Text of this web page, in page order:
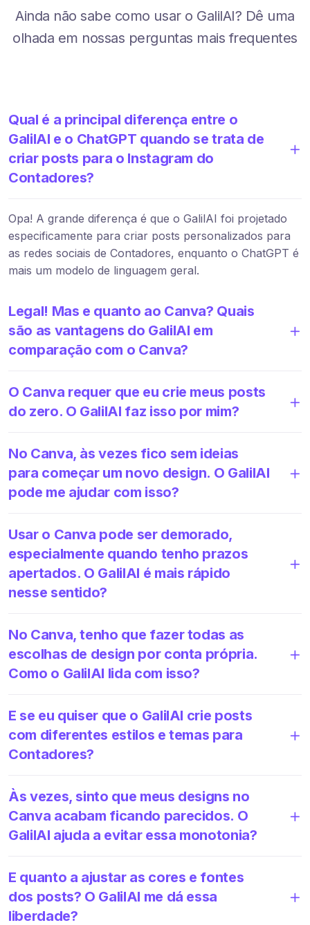
Ainda não sabe como usar o GalilAI? Dê uma
olhada em nossas perguntas mais frequentes
Qual é a principal diferença entre o
GalilAI e o ChatGPT quando se trata de
criar posts para o Instagram do
Contadores?
Opa! A grande diferença é que o GalilAI foi projetado
especificamente para criar posts personalizados para
as redes sociais de Contadores, enquanto o ChatGPT é
mais um modelo de linguagem geral.
Legal! Mas e quanto ao Canva? Quais
são as vantagens do GalilAI em
comparação com o Canva?
O Canva requer que eu crie meus posts
do zero. O GalilAI faz isso por mim?
No Canva, às vezes fico sem ideias
para começar um novo design. O GalilAI
pode me ajudar com isso?
Usar o Canva pode ser demorado,
especialmente quando tenho prazos
apertados. O GalilAI é mais rápido
nesse sentido?
No Canva, tenho que fazer todas as
escolhas de design por conta própria.
Como o GalilAI lida com isso?
E se eu quiser que o GalilAI crie posts
com diferentes estilos e temas para
Contadores?
Às vezes, sinto que meus designs no
Canva acabam ficando parecidos. O
GalilAI ajuda a evitar essa monotonia?
E quanto a ajustar as cores e fontes
dos posts? O GalilAI me dá essa
liberdade?